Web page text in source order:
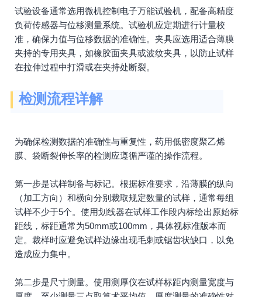
试验设备通常选用微机控制电子万能试验机，配备高精度
负荷传感器与位移测量系统。试验机应定期进行计量校
准，确保力值与位移数据的准确性。夹具应选用适合薄膜
夹持的专用夹具，如橡胶面夹具或波纹夹具，以防止试样
在拉伸过程中打滑或在夹持处断裂。
检测流程详解
为确保检测数据的准确性与重复性，药用低密度聚乙烯
膜、袋断裂伸长率的检测应遵循严谨的操作流程。
第一步是试样制备与标记。根据标准要求，沿薄膜的纵向
（加工方向）和横向分别裁取规定数量的试样，通常每组
试样不少于5个。使用划线器在试样工作段内标绘出原始标
距线，标距通常为50mm或100mm，具体视标准版本而
定。裁样时应避免试样边缘出现毛刺或锯齿状缺口，以免
造成应力集中。
第二步是尺寸测量。使用测厚仪在试样标距内测量宽度与